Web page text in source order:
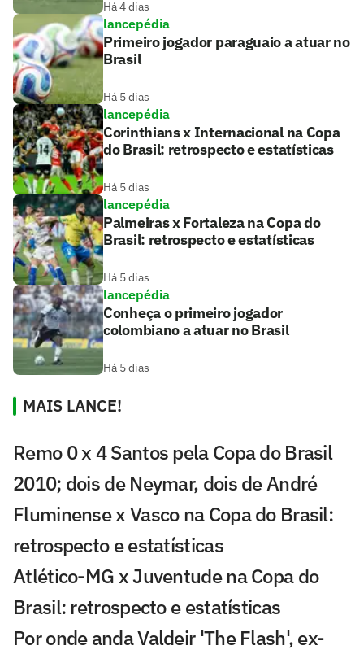
Há 4 dias
lancepédia
Primeiro jogador paraguaio a atuar no
Brasil
Há 5 dias
lancepédia
Corinthians x Internacional na Copa
do Brasil: retrospecto e estatísticas
Há 5 dias
lancepédia
Palmeiras x Fortaleza na Copa do
Brasil: retrospecto e estatísticas
Há 5 dias
lancepédia
Conheça o primeiro jogador
colombiano a atuar no Brasil
Há 5 dias
MAIS LANCE!
Remo 0 x 4 Santos pela Copa do Brasil
2010; dois de Neymar, dois de André
Fluminense x Vasco na Copa do Brasil:
retrospecto e estatísticas
Atlético-MG x Juventude na Copa do
Brasil: retrospecto e estatísticas
Por onde anda Valdeir 'The Flash', ex-